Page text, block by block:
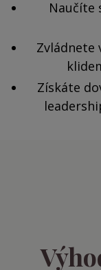
Naučíte
Zvládnete
Získáte